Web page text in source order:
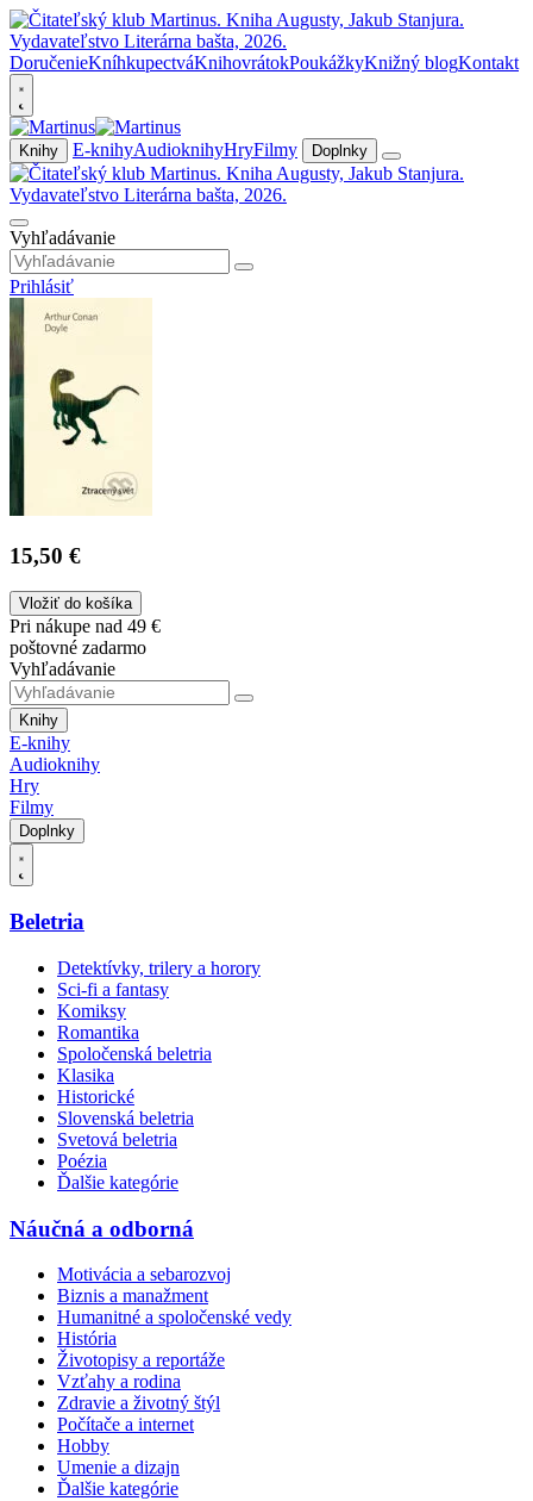
DoručenieKníhkupectváKnihovrátokPoukážkyKnižný blogKontakt
Knihy E-knihyAudioknihyHryFilmy Doplnky
Vyhľadávanie
Prihlásiť
15,50 €
Vložiť do košíka
Pri nákupe nad 49 €
poštovné zadarmo
Vyhľadávanie
Knihy
E-knihy
Audioknihy
Hry
Filmy
Doplnky
Beletria
Detektívky, trilery a horory
Sci-fi a fantasy
Komiksy
Romantika
Spoločenská beletria
Klasika
Historické
Slovenská beletria
Svetová beletria
Poézia
Ďalšie kategórie
Náučná a odborná
Motivácia a sebarozvoj
Biznis a manažment
Humanitné a spoločenské vedy
História
Životopisy a reportáže
Vzťahy a rodina
Zdravie a životný štýl
Počítače a internet
Hobby
Umenie a dizajn
Ďalšie kategórie